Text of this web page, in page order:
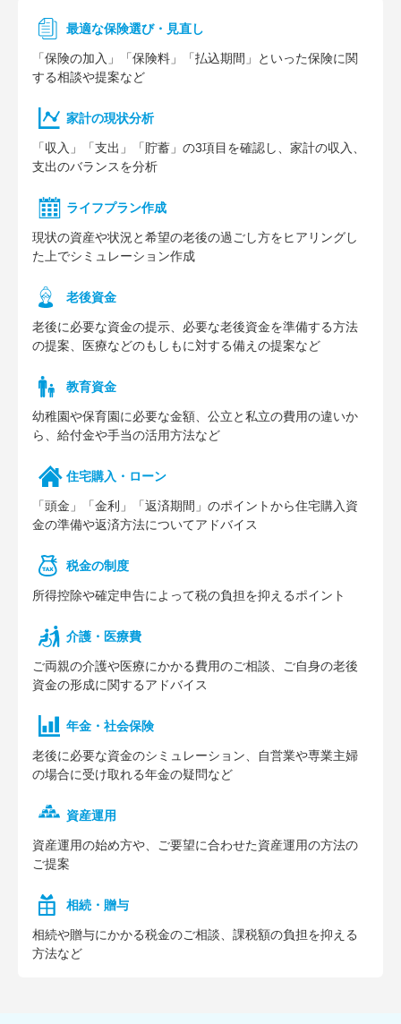
最適な保険選び・見直し
「保険の加入」「保険料」「払込期間」といった保険に関
する相談や提案など
家計の現状分析
「収入」「支出」「貯蓄」の3項目を確認し、家計の収入、
支出のバランスを分析
ライフプラン作成
現状の資産や状況と希望の老後の過ごし方をヒアリングし
た上でシミュレーション作成
⽼後資⾦
老後に必要な資金の提示、必要な老後資金を準備する方法
の提案、医療などのもしもに対する備えの提案など
教育資金
幼稚園や保育園に必要な⾦額、公⽴と私⽴の費⽤の違いか
ら、給付⾦や⼿当の活⽤⽅法など
住宅購⼊・ローン
「頭⾦」「⾦利」「返済期間」のポイントから住宅購⼊資
⾦の準備や返済⽅法についてアドバイス
税⾦の制度
所得控除や確定申告によって税の負担を抑えるポイント
介護・医療費
ご両親の介護や医療にかかる費⽤のご相談、ご⾃⾝の⽼後
資⾦の形成に関するアドバイス
年⾦・社会保険
⽼後に必要な資⾦のシミュレーション、⾃営業や専業主婦
の場合に受け取れる年⾦の疑問など
資産運用
資産運⽤の始め⽅や、ご要望に合わせた資産運⽤の⽅法の
ご提案
相続・贈与
相続や贈与にかかる税⾦のご相談、課税額の負担を抑える
⽅法など